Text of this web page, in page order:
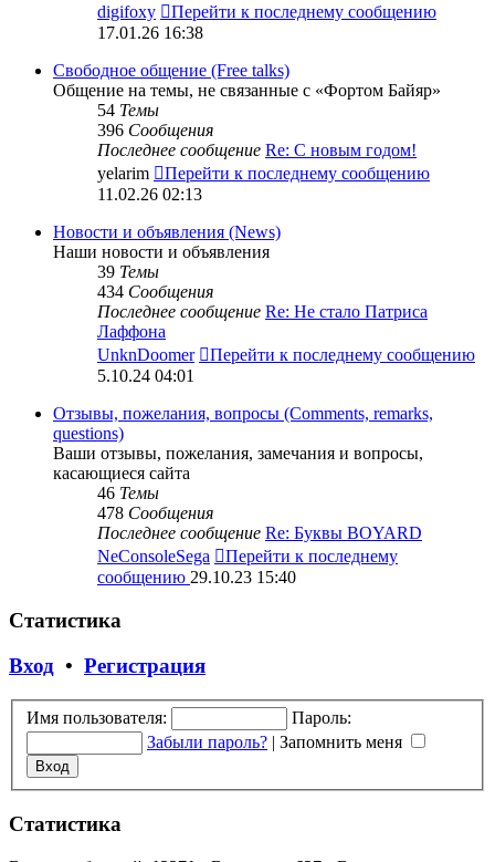
digifoxy
Перейти к последнему сообщению
17.01.26 16:38
Свободное общение (Free talks)
Общение на темы, не связанные с «Фортом Байяр»
54 Темы
396 Сообщения
Последнее сообщение Re: С новым годом!
yelarim
Перейти к последнему сообщению
11.02.26 02:13
Новости и объявления (News)
Наши новости и объявления
39 Темы
434 Сообщения
Последнее сообщение Re: Не стало Патриса
Лаффона
UnknDoomer
Перейти к последнему сообщению
5.10.24 04:01
Отзывы, пожелания, вопросы (Comments, remarks,
questions)
Ваши отзывы, пожелания, замечания и вопросы,
касающиеся сайта
46 Темы
478 Сообщения
Последнее сообщение Re: Буквы BOYARD
NeConsoleSega
Перейти к последнему
сообщению 29.10.23 15:40
Статистика
Вход • Регистрация
Имя пользователя:
Пароль:
Забыли пароль? | Запомнить меня
Статистика